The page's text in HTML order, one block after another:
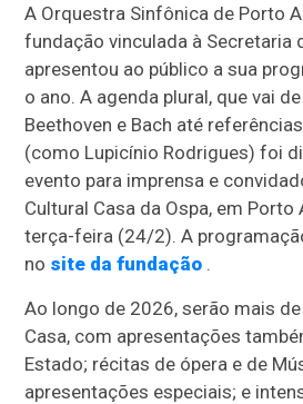
A Orquestra Sinfônica de Porto
fundação vinculada à Secretaria
apresentou ao público a sua
o ano. A agenda plural, que vai
Beethoven e Bach até
(como Lupicínio Rodrigues) foi
evento para imprensa e
Cultural Casa da Ospa, em Porto
terça-feira (24/2). A
no site da fundação .
Ao longo de 2026, serão mais
Casa, com apresentações
Estado; récitas de ópera e de
apresentações especiais; e